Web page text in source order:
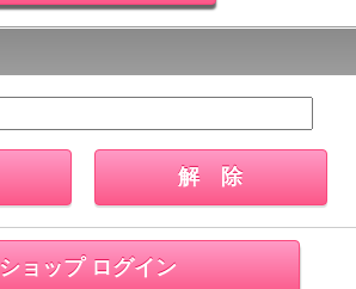
ショップ ログイン